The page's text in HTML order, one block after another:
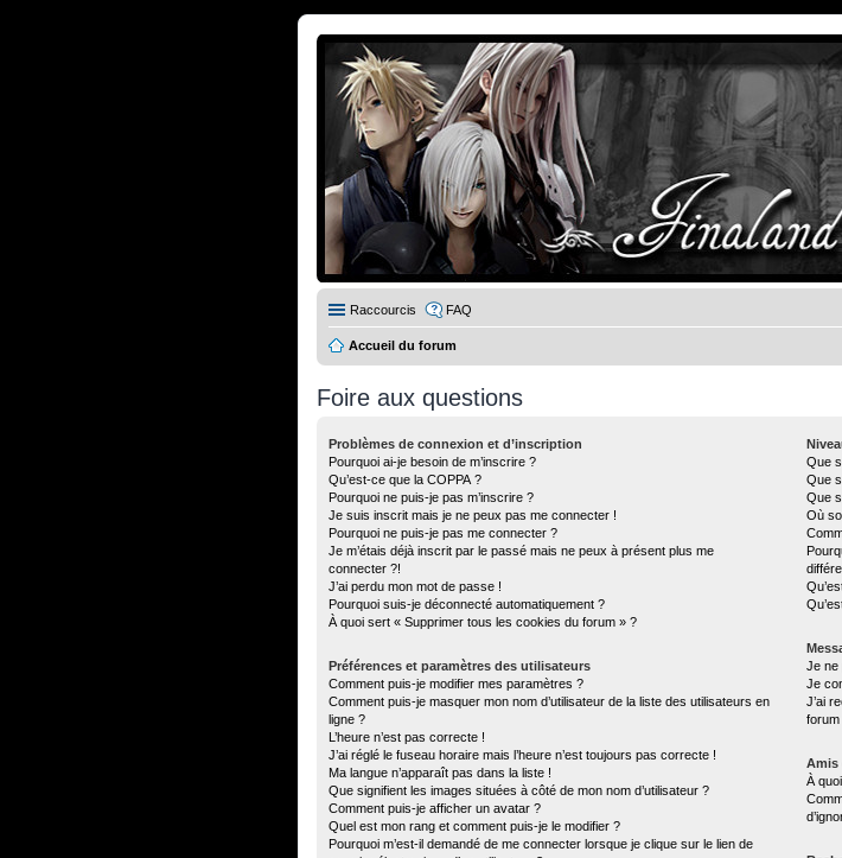
Raccourcis FAQ
Accueil du forum
Foire aux questions
Problèmes de connexion et d’inscription
Pourquoi ai-je besoin de m’inscrire ?
Qu’est-ce que la COPPA ?
Pourquoi ne puis-je pas m’inscrire ?
Je suis inscrit mais je ne peux pas me connecter !
Pourquoi ne puis-je pas me connecter ?
Je m’étais déjà inscrit par le passé mais ne peux à présent plus me
connecter ?!
J’ai perdu mon mot de passe !
Pourquoi suis-je déconnecté automatiquement ?
À quoi sert « Supprimer tous les cookies du forum » ?
Préférences et paramètres des utilisateurs
Comment puis-je modifier mes paramètres ?
Comment puis-je masquer mon nom d’utilisateur de la liste des utilisateurs en
ligne ?
L’heure n’est pas correcte !
J’ai réglé le fuseau horaire mais l’heure n’est toujours pas correcte !
Ma langue n’apparaît pas dans la liste !
Que signifient les images situées à côté de mon nom d’utilisateur ?
Comment puis-je afficher un avatar ?
Quel est mon rang et comment puis-je le modifier ?
Pourquoi m’est-il demandé de me connecter lorsque je clique sur le lien de
Que
Que
Que
Où
Je ne
Je
J’ai
forum
Amis
À